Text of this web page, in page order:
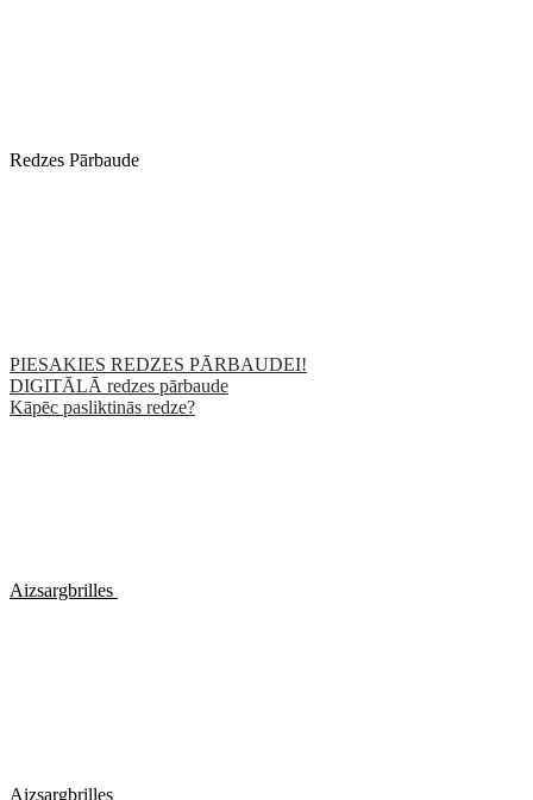
Redzes Pārbaude
PIESAKIES REDZES PĀRBAUDEI!
DIGITĀLĀ redzes pārbaude
Kāpēc pasliktinās redze?
Aizsargbrilles
Aizsargbrilles